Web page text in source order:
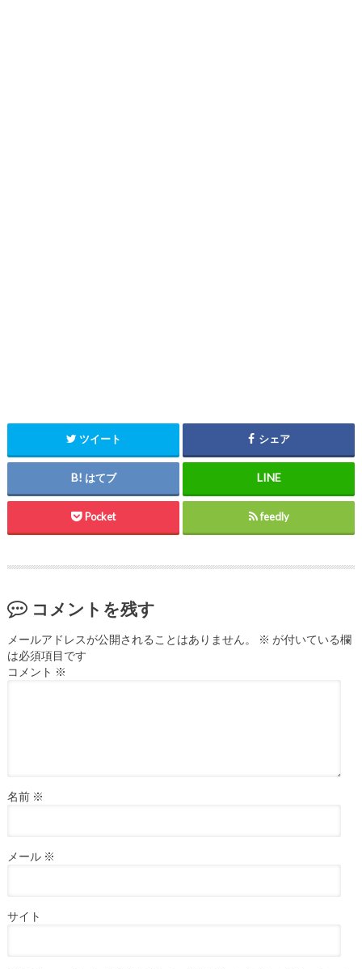
ツイート シェア
はてブ
Pocket feedly
コメントを残す
メールアドレスが公開されることはありません。 ※ が付いている欄
は必須項目です
コメント ※
名前 ※
メール ※
サイト